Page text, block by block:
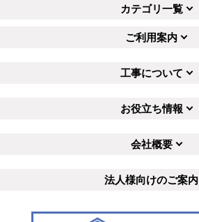
カテゴリ一覧
ご利用案内
工事について
お役立ち情報
会社概要
法人様向けのご案内